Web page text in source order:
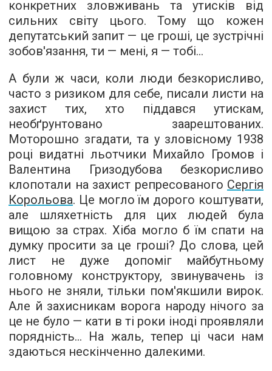
конкретних зловживань та утисків від
сильних світу цього. Тому що кожен
депутатський запит — це гроші, це зустрічні
зобов'язання, ти — мені, я — тобі...
А були ж часи, коли люди безкорисливо,
часто з ризиком для себе, писали листи на
захист тих, хто піддався утискам,
необґрунтовано заарештованих.
Моторошно згадати, та у зловісному 1938
році видатні льотчики Михайло Громов і
Валентина Гризодубова безкорисливо
клопотали на захист репресованого Сергія
Корольова. Це могло їм дорого коштувати,
але шляхетність для цих людей була
вищою за страх. Хіба могло б їм спати на
думку просити за це гроші? До слова, цей
лист не дуже допоміг майбутньому
головному конструктору, звинувачень із
нього не зняли, тільки пом'якшили вирок.
Але й захисникам ворога народу нічого за
це не було — кати в ті роки іноді проявляли
порядність... На жаль, тепер ці часи нам
здаються нескінченно далекими.